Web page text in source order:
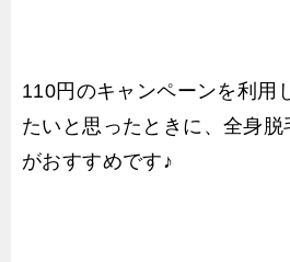
110円のキャンペーンを利用
たいと思ったときに、全身
がおすすめです♪